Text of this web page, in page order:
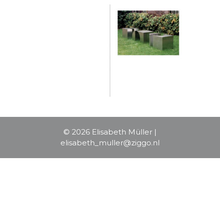
© 2026 Elisabeth Müller |
elisabeth_muller@ziggo.nl